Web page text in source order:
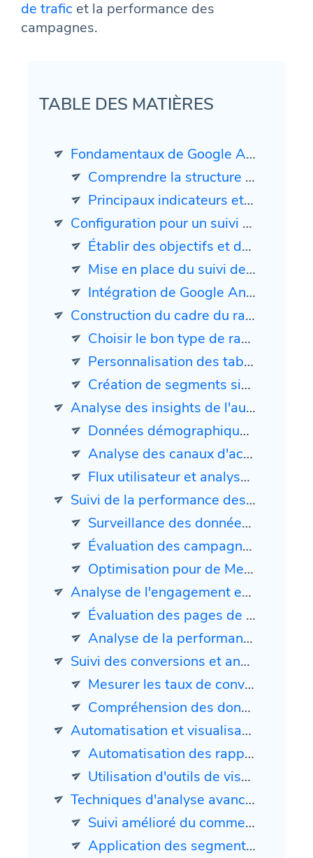
de trafic et la performance des
campagnes.
TABLE DES MATIÈRES
Fondamentaux de Google Analytics pour les rapports marketing
Comprendre la structure de Google Analytics
Principaux indicateurs et dimensions dans Google Analytics
Configuration pour un suivi efficace
Établir des objectifs et des conversions
Mise en place du suivi des événements
Intégration de Google Analytics avec d'autres outils
Construction du cadre du rapport
Choisir le bon type de rapport
Personnalisation des tableaux de bord et des widgets
Création de segments significatifs
Analyse des insights de l'audience
Données démographiques et comportement des utilisateurs
Analyse des canaux d'acquisition
Flux utilisateur et analyse des chemins
Suivi de la performance des campagnes
Surveillance des données de campagne en temps réel
Évaluation des campagnes avec des modèles d'attribution
Optimisation pour de Meilleurs Résultats
Analyse de l'engagement et du contenu
Évaluation des pages de destination et du taux de rebond
Analyse de la performance du contenu
Suivi des conversions et analyse du commerce électronique
Mesurer les taux de conversion
Compréhension des données de commerce électronique
Automatisation et visualisation des rapports
Automatisation des rapports avec l'API Google Analytics
Utilisation d'outils de visualisation des données
Techniques d'analyse avancées
Suivi amélioré du commerce électronique
Application des segments avancés et des entonnoirs multi-canaux